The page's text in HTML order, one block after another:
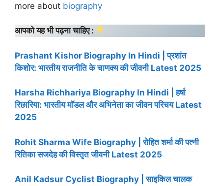
more about biography
आपको यह भी पढ़ना चाहिए :
Prashant Kishor Biography In Hindi | प्रशांत
किशोर: भारतीय राजनीति के चाणक्य की जीवनी Latest 2025
Harsha Richhariya Biography In Hindi | हर्षा
रिछारिया: भारतीय मॉडल और अभिनेता का जीवन परिचय Latest
2025
Rohit Sharma Wife Biography | रोहित शर्मा की पत्नी
रितिका सजदेह की विस्तृत जीवनी Latest 2025
Anil Kadsur Cyclist Biography | साइकिल चालक